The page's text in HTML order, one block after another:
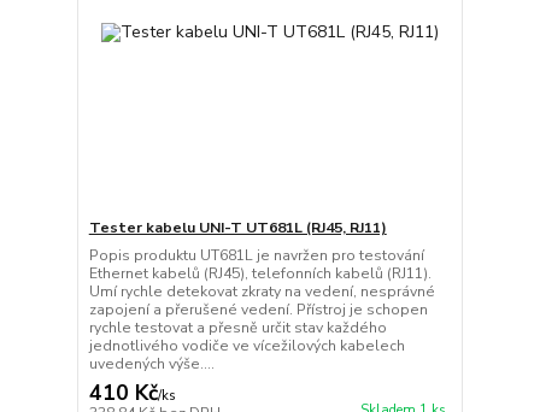
Tester kabelu UNI-T UT681L (RJ45, RJ11)
Popis produktu UT681L je navržen pro testování
Ethernet kabelů (RJ45), telefonních kabelů (RJ11).
Umí rychle detekovat zkraty na vedení, nesprávné
zapojení a přerušené vedení. Přístroj je schopen
rychle testovat a přesně určit stav každého
jednotlivého vodiče ve vícežilových kabelech
uvedených výše....
410 Kč/ks